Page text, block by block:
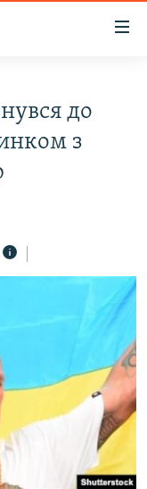
до
з